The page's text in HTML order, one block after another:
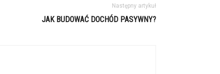
Następny artykuł
JAK BUDOWAĆ DOCHÓD PASYWNY?